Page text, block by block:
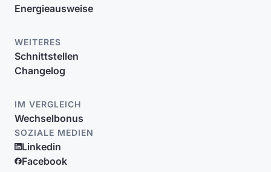
Energieausweise
WEITERES
Schnittstellen
Changelog
IM VERGLEICH
Wechselbonus
SOZIALE MEDIEN
Linkedin
Facebook